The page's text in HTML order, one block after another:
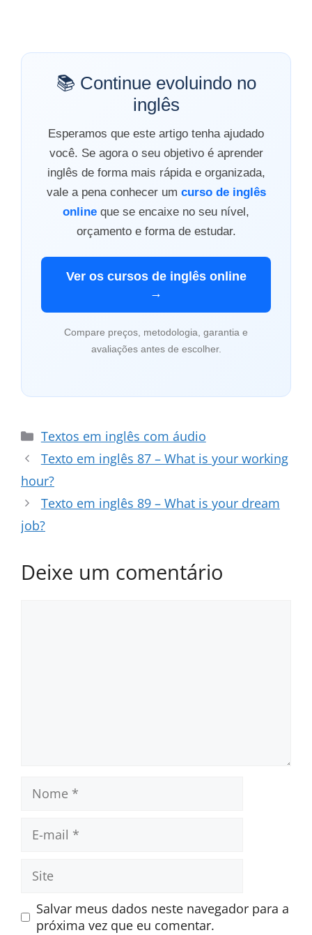
📚 Continue evoluindo no
inglês
Esperamos que este artigo tenha ajudado
você. Se agora o seu objetivo é aprender
inglês de forma mais rápida e organizada,
vale a pena conhecer um curso de inglês
online que se encaixe no seu nível,
orçamento e forma de estudar.
Ver os cursos de inglês online
→
Compare preços, metodologia, garantia e
avaliações antes de escolher.
Categorias
Textos em inglês com áudio
Texto em inglês 87 – What is your working
hour?
Texto em inglês 89 – What is your dream
job?
Deixe um comentário
mail
Site
Salvar meus dados neste navegador para a
próxima vez que eu comentar.